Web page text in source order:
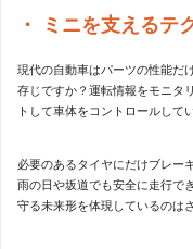
ミニを支えるテ
現代の自動車はパーツの性能だ
存じですか？運転情報をモニタ
トして車体をコントロールして
必要のあるタイヤにだけブレー
雨の日や坂道でも安全に走行で
守る未来形を体現しているのは